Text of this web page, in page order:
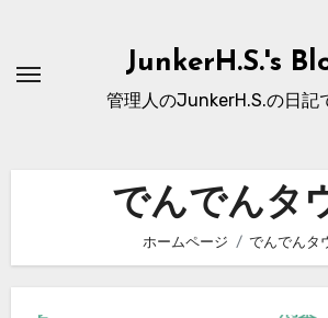
JunkerH.S.'s
管理人のJunkerH.S.の日記
でんでんタ
ホームページ でんでんタ